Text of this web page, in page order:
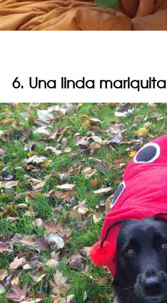
6. Una linda mariquita